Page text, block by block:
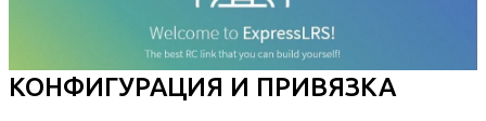
КОНФИГУРАЦИЯ И ПРИВЯЗКА